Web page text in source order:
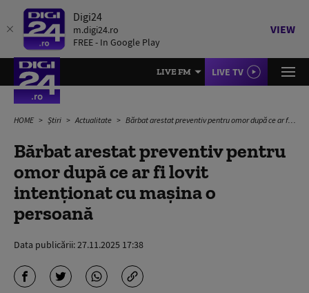
Digi24
m.digi24.ro
FREE - In Google Play
VIEW
LIVE FM LIVE TV
HOME Știri Actualitate Bărbat arestat preventiv pentru omor după ce ar fi lovit intenţionat cu maşina o persoană
Bărbat arestat preventiv pentru
omor după ce ar fi lovit
intenţionat cu maşina o
persoană
Data publicării:27.11.2025 17:38